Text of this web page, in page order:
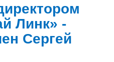
Линк» -
Сергей